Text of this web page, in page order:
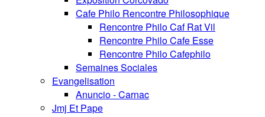
Cafe Philo Rencontre Philosophique
Rencontre Philo Caf Rat Vil
Rencontre Philo Cafe Esse
Rencontre Philo Cafephilo
Semaines Sociales
Evangelisation
Anuncio - Carnac
Jmj Et Pape